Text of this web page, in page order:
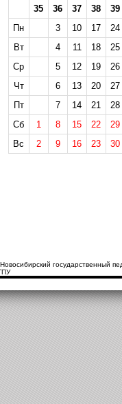
35 36 37 38
39
Пн
3 10 17
24
Вт
4 11 18
25
Ср
5 12 19
26
Чт
6 13 20
27
Пт
7 14 21
28
Сб
1 8 15 22
29
Вс
2 9 16 23 30
государственный